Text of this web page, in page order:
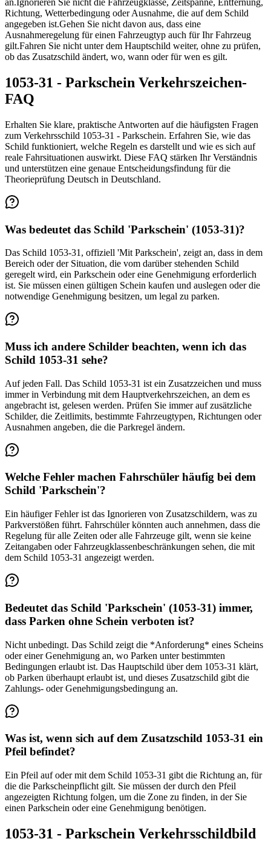
an.Ignorieren Sie nicht die Fahrzeugklasse, Zeitspanne, Entfernung,
Richtung, Wetterbedingung oder Ausnahme, die auf dem Schild
angegeben ist.Gehen Sie nicht davon aus, dass eine
Ausnahmeregelung für einen Fahrzeugtyp auch für Ihr Fahrzeug
gilt.Fahren Sie nicht unter dem Hauptschild weiter, ohne zu prüfen,
ob das Zusatzschild ändert, wo, wann oder für wen es gilt.
1053-31 - Parkschein Verkehrszeichen-
FAQ
Erhalten Sie klare, praktische Antworten auf die häufigsten Fragen
zum Verkehrsschild 1053-31 - Parkschein. Erfahren Sie, wie das
Schild funktioniert, welche Regeln es darstellt und wie es sich auf
reale Fahrsituationen auswirkt. Diese FAQ stärken Ihr Verständnis
und unterstützen eine genaue Entscheidungsfindung für die
Theorieprüfung Deutsch in Deutschland.
Was bedeutet das Schild 'Parkschein' (1053-31)?
Das Schild 1053-31, offiziell 'Mit Parkschein', zeigt an, dass in dem
Bereich oder der Situation, die vom darüber stehenden Schild
geregelt wird, ein Parkschein oder eine Genehmigung erforderlich
ist. Sie müssen einen gültigen Schein kaufen und auslegen oder die
notwendige Genehmigung besitzen, um legal zu parken.
Muss ich andere Schilder beachten, wenn ich das
Schild 1053-31 sehe?
Auf jeden Fall. Das Schild 1053-31 ist ein Zusatzzeichen und muss
immer in Verbindung mit dem Hauptverkehrszeichen, an dem es
angebracht ist, gelesen werden. Prüfen Sie immer auf zusätzliche
Schilder, die Zeitlimits, bestimmte Fahrzeugtypen, Richtungen oder
Ausnahmen angeben, die die Parkregel ändern.
Welche Fehler machen Fahrschüler häufig bei dem
Schild 'Parkschein'?
Ein häufiger Fehler ist das Ignorieren von Zusatzschildern, was zu
Parkverstößen führt. Fahrschüler könnten auch annehmen, dass die
Regelung für alle Zeiten oder alle Fahrzeuge gilt, wenn sie keine
Zeitangaben oder Fahrzeugklassenbeschränkungen sehen, die mit
dem Schild 1053-31 angezeigt werden.
Bedeutet das Schild 'Parkschein' (1053-31) immer,
dass Parken ohne Schein verboten ist?
Nicht unbedingt. Das Schild zeigt die *Anforderung* eines Scheins
oder einer Genehmigung an, wo Parken unter bestimmten
Bedingungen erlaubt ist. Das Hauptschild über dem 1053-31 klärt,
ob Parken überhaupt erlaubt ist, und dieses Zusatzschild gibt die
Zahlungs- oder Genehmigungsbedingung an.
Was ist, wenn sich auf dem Zusatzschild 1053-31 ein
Pfeil befindet?
Ein Pfeil auf oder mit dem Schild 1053-31 gibt die Richtung an, für
die die Parkscheinpflicht gilt. Sie müssen der durch den Pfeil
angezeigten Richtung folgen, um die Zone zu finden, in der Sie
einen Parkschein oder eine Genehmigung benötigen.
1053-31 - Parkschein Verkehrsschildbild